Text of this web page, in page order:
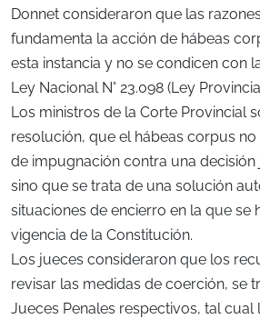
Donnet consideraron que las
fundamenta la acción de hábeas
esta instancia y no se condicen con
Ley Nacional N° 23.098 (Ley
Los ministros de la Corte Provincial
resolución, que el hábeas corpus
de impugnación contra una decisión
sino que se trata de una solución
situaciones de encierro en la que se
vigencia de la Constitución.
Los jueces consideraron que los
revisar las medidas de coerción, se
Jueces Penales respectivos, tal cual